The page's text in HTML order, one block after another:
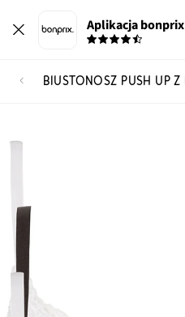
Aplikacja bonprix